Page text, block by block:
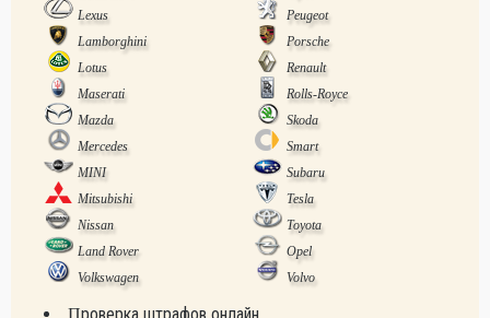
Lexus
Peugeot
Lamborghini
Porsche
Lotus
Renault
Maserati
Rolls-Royce
Mazda
Skoda
Mercedes
Smart
MINI
Subaru
Mitsubishi
Tesla
Nissan
Toyota
Land Rover
Opel
Volkswagen
Volvo